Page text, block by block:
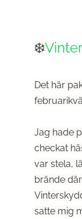
❄️
Det här
Jag hade
checkat
var stela,
brände
satte mig